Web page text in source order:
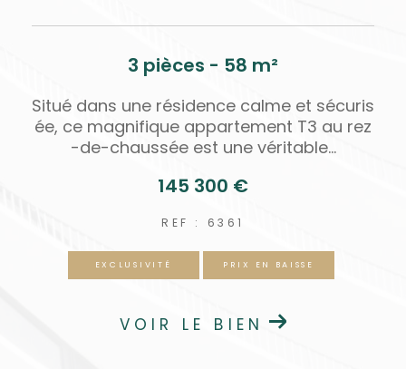
3 pièces - 58 m²
Situé dans une résidence calme et sécuris
ée, ce magnifique appartement T3 au rez
-de-chaussée est une véritable...
145 300 €
REF : 6361
EXCLUSIVITÉ PRIX EN BAISSE
VOIR LE BIEN